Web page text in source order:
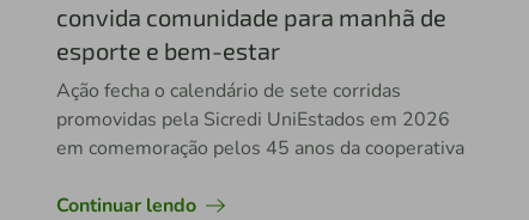
convida comunidade para manhã de
esporte e bem-estar
Ação fecha o calendário de sete corridas
promovidas pela Sicredi UniEstados em 2026
em comemoração pelos 45 anos da cooperativa
Continuar lendo